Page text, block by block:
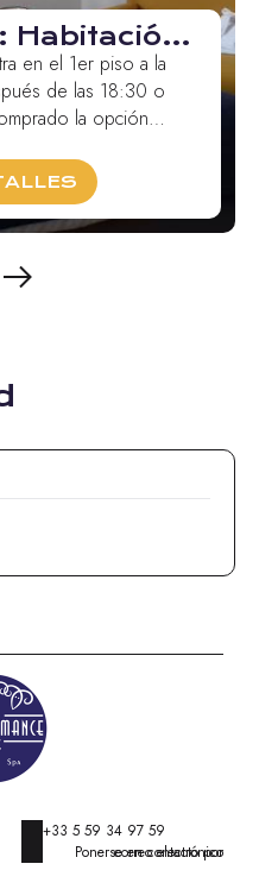
Habitación
camas
Bugada
en el 1er piso a la
de las 18:30 o
la opción
+33 5 59 34 97 59
Ponerse en contacto por correo electrónico